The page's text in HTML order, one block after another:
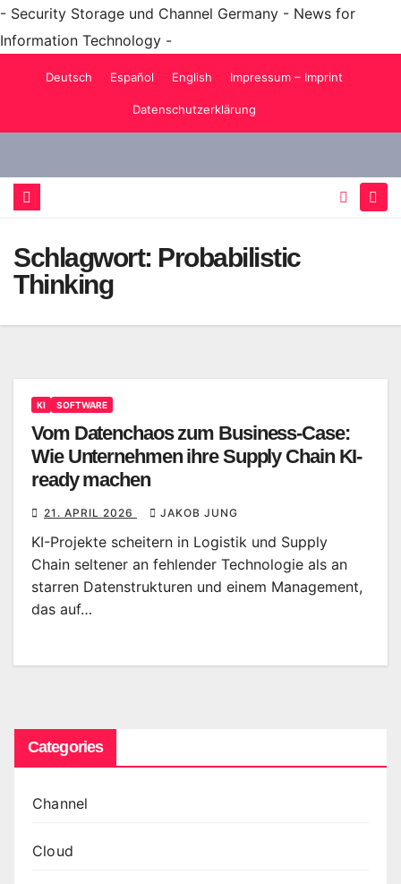
- Security Storage und Channel Germany - News for
Information Technology -
Deutsch Español English Impressum – Imprint
Datenschutzerklärung
Schlagwort: Probabilistic
Thinking
KI SOFTWARE
Vom Datenchaos zum Business-Case:
Wie Unternehmen ihre Supply Chain KI-
ready machen
21. APRIL 2026 JAKOB JUNG
KI-Projekte scheitern in Logistik und Supply
Chain seltener an fehlender Technologie als an
starren Datenstrukturen und einem Management,
das auf…
Categories
Channel
Cloud